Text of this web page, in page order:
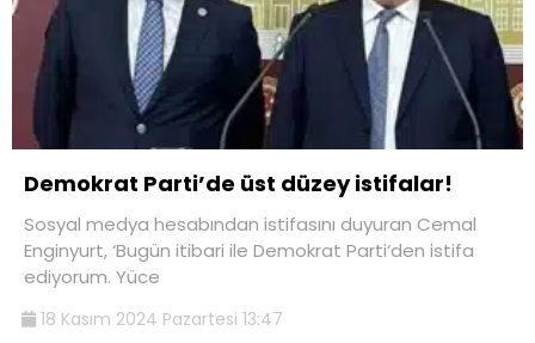
Demokrat Parti’de üst düzey istifalar!
Sosyal medya hesabından istifasını duyuran Cemal
Enginyurt, ‘Bugün itibari ile Demokrat Parti‘den istifa
ediyorum. Yüce
18 Kasım 2024 Pazartesi 13:47